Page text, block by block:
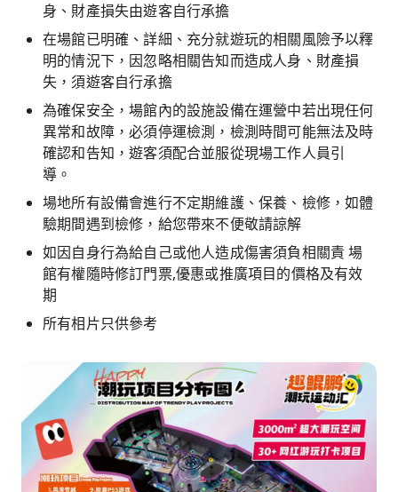
身、財產損失由遊客自行承擔
在場館已明確、詳細、充分就遊玩的相關風險予以釋
明的情況下，因忽略相關告知而造成人身、財產損
失，須遊客自行承擔
為確保安全，場館內的設施設備在運營中若出現任何
異常和故障，必須停運檢測，檢測時間可能無法及時
確認和告知，遊客須配合並服從現場工作人員引
導。
場地所有設備會進行不定期維護、保養、檢修，如體
驗期間遇到檢修，給您帶來不便敬請諒解
如因自身行為給自己或他人造成傷害須負相關責 場
館有權隨時修訂門票,優惠或推廣項目的價格及有效
期
所有相片只供參考